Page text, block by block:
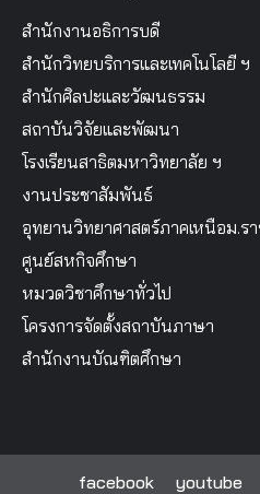
สำนักงานอธิการบดี
สำนักวิทยบริการและเทคโนโลยี ฯ
สำนักศิลปะและวัฒนธรรม
สถาบันวิจัยและพัฒนา
โรงเรียนสาธิตมหาวิทยาลัย ฯ
งานประชาสัมพันธ์
อุทยานวิทยาศาสตร์ภาคเหนือม.ร
ศูนย์สหกิจศึกษา
หมวดวิชาศึกษาทั่วไป
โครงการจัดตั้งสถาบันภาษา
สำนักงานบัณฑิตศึกษา
facebook youtube